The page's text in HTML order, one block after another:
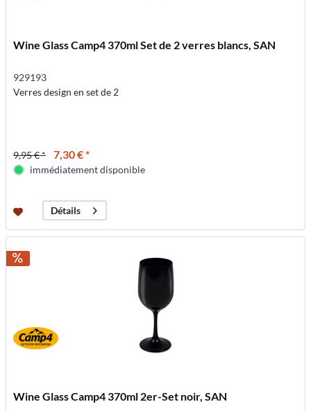
Wine Glass Camp4 370ml Set de 2 verres blancs, SAN
929193
Verres design en set de 2
9,95 € * 7,30 € *
immédiatement disponible
Détails
Wine Glass Camp4 370ml 2er-Set noir, SAN